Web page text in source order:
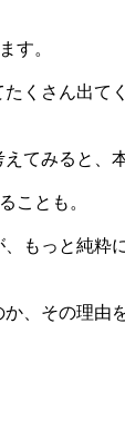
す。
くさん出
てみると、
ことも。
っと純
、その理